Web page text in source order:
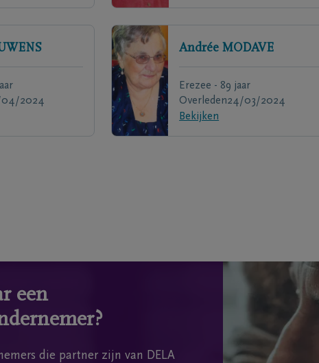
04/2024
Andrée MODAVE
Erezee - 89 jaar
Overleden24/03/2024
Bekijken
een
die partner zijn van DELA